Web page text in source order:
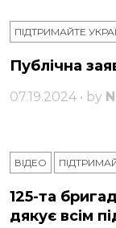
ПІДТРИМАЙТЕ
Публічна
07.19.2024 • by
ВІДЕО
125-та
дякує всім